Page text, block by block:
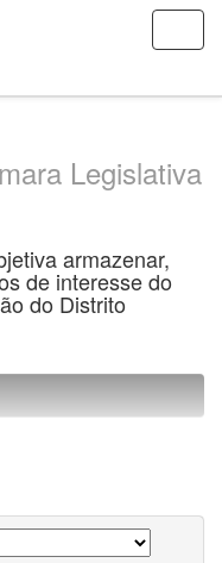
Legislativa
armazenar,
de interesse do
do Distrito